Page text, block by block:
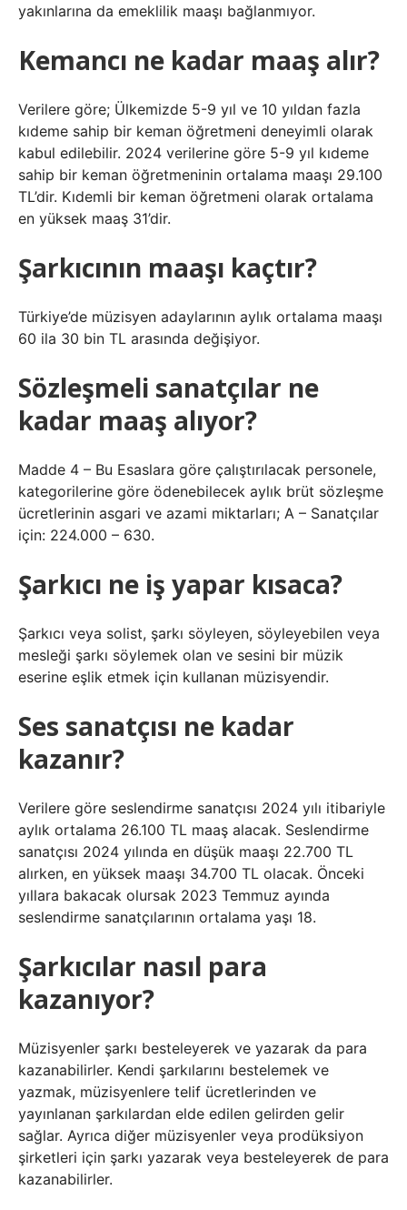
yakınlarına da emeklilik maaşı bağlanmıyor.
Kemancı ne kadar maaş alır?
Verilere göre; Ülkemizde 5-9 yıl ve 10 yıldan fazla
kıdeme sahip bir keman öğretmeni deneyimli olarak
kabul edilebilir. 2024 verilerine göre 5-9 yıl kıdeme
sahip bir keman öğretmeninin ortalama maaşı 29.100
TL’dir. Kıdemli bir keman öğretmeni olarak ortalama
en yüksek maaş 31’dir.
Şarkıcının maaşı kaçtır?
Türkiye’de müzisyen adaylarının aylık ortalama maaşı
60 ila 30 bin TL arasında değişiyor.
Sözleşmeli sanatçılar ne
kadar maaş alıyor?
Madde 4 – Bu Esaslara göre çalıştırılacak personele,
kategorilerine göre ödenebilecek aylık brüt sözleşme
ücretlerinin asgari ve azami miktarları; A – Sanatçılar
için: 224.000 – 630.
Şarkıcı ne iş yapar kısaca?
Şarkıcı veya solist, şarkı söyleyen, söyleyebilen veya
mesleği şarkı söylemek olan ve sesini bir müzik
eserine eşlik etmek için kullanan müzisyendir.
Ses sanatçısı ne kadar
kazanır?
Verilere göre seslendirme sanatçısı 2024 yılı itibariyle
aylık ortalama 26.100 TL maaş alacak. Seslendirme
sanatçısı 2024 yılında en düşük maaşı 22.700 TL
alırken, en yüksek maaşı 34.700 TL olacak. Önceki
yıllara bakacak olursak 2023 Temmuz ayında
seslendirme sanatçılarının ortalama yaşı 18.
Şarkıcılar nasıl para
kazanıyor?
Müzisyenler şarkı besteleyerek ve yazarak da para
kazanabilirler. Kendi şarkılarını bestelemek ve
yazmak, müzisyenlere telif ücretlerinden ve
yayınlanan şarkılardan elde edilen gelirden gelir
sağlar. Ayrıca diğer müzisyenler veya prodüksiyon
şirketleri için şarkı yazarak veya besteleyerek de para
kazanabilirler.